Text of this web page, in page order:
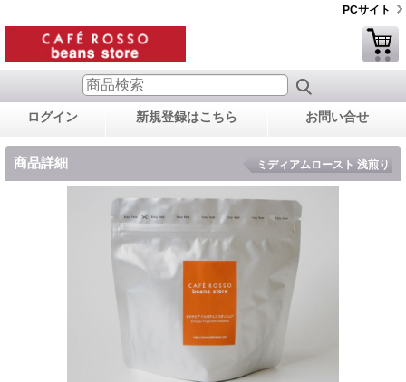
PCサイト
ログイン 新規登録はこちら お問い合せ
商品詳細 ミディアムロースト 浅煎り